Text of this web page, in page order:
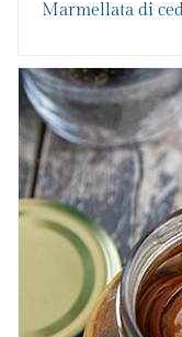
Marmellata di